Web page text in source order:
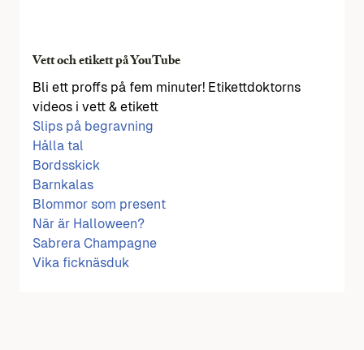
Vett och etikett på YouTube
Bli ett proffs på fem minuter! Etikettdoktorns
videos i vett & etikett
Slips på begravning
Hålla tal
Bordsskick
Barnkalas
Blommor som present
När är Halloween?
Sabrera Champagne
Vika ficknäsduk